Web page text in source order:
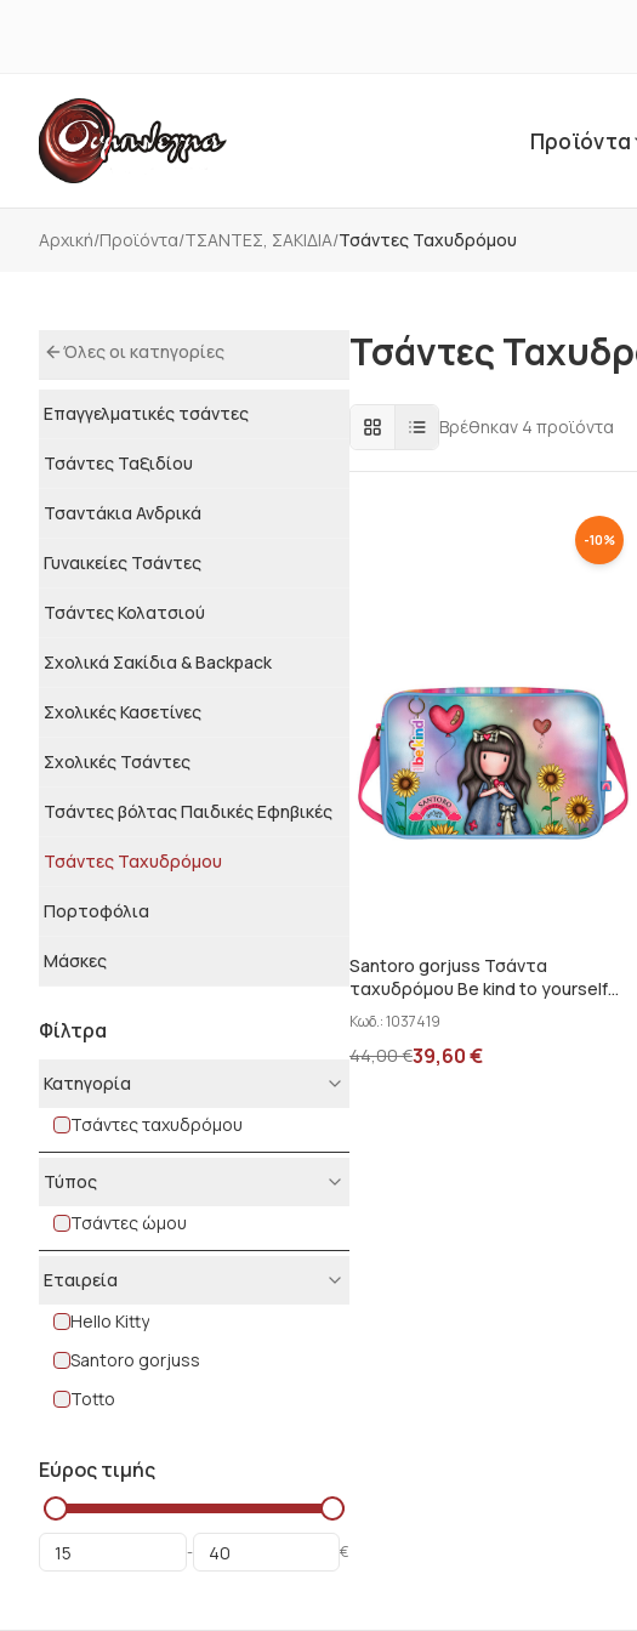
Προϊόντα
Αρχική/Προϊόντα/ΤΣΑΝΤΕΣ, ΣΑΚΙΔΙΑ/Τσάντες Ταχυδρόμου
Όλες οι κατηγορίες
Επαγγελματικές τσάντες
Τσάντες Ταξιδίου
Τσαντάκια Ανδρικά
Γυναικείες Τσάντες
Τσάντες Κολατσιού
Σxολικά Σακίδια & Backpack
Σχολικές Κασετίνες
Σχολικές Τσάντες
Τσάντες βόλτας Παιδικές Εφηβικές
Τσάντες Ταχυδρόμου
Πορτοφόλια
Μάσκες
Φίλτρα
Κατηγορία
Τσάντες ταχυδρόμου
Τύπος
Τσάντες ώμου
Εταιρεία
Hello Kitty
Santoro gorjuss
Totto
Εύρος τιμής
- €
Τσάντες
Βρέθηκαν 4 προϊόντα
-10%
Santoro gorjuss Τσάντα
ταχυδρόμου Be kind to yourself
1133GJ04
Κωδ.:1037419
44,00€39,60€